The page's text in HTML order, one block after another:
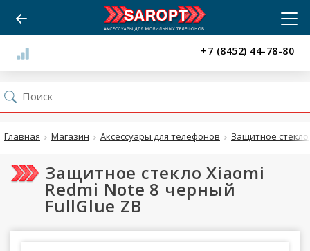
+7 (8452) 44-78-80
Главная Магазин Аксессуары для телефонов Защитное стекло
Защитное стекло Xiaomi
Redmi Note 8 черный
FullGlue ZB